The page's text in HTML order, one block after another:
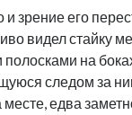
и зрение его
видел стайку
на
следом за
месте, едва